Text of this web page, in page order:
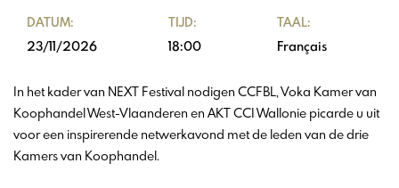
DATUM:
23/11/2026
TIJD:
18:00
TAAL:
Français
In het kader van NEXT Festival nodigen CCFBL, Voka Kamer van
Koophandel West-Vlaanderen en AKT CCI Wallonie picarde u uit
voor een inspirerende netwerkavond met de leden van de drie
Kamers van Koophandel.